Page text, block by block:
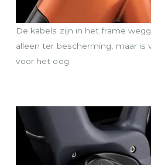
De kabels zijn in het frame
alleen ter bescherming, maar is
voor het oog.